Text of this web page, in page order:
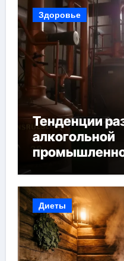
Здоровье
Тенденции
алкогольной
Диеты